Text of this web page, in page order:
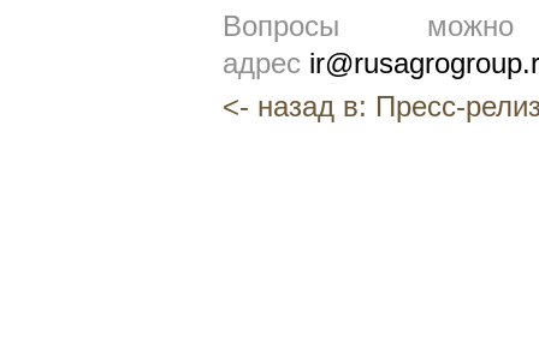
Вопросы
адрес
<- назад в: Пресс-